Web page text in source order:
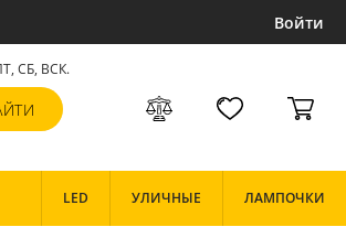
Войти
СБ, ВСК.
LED УЛИЧНЫЕ ЛАМПОЧКИ